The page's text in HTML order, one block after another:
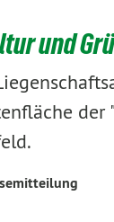
und
der